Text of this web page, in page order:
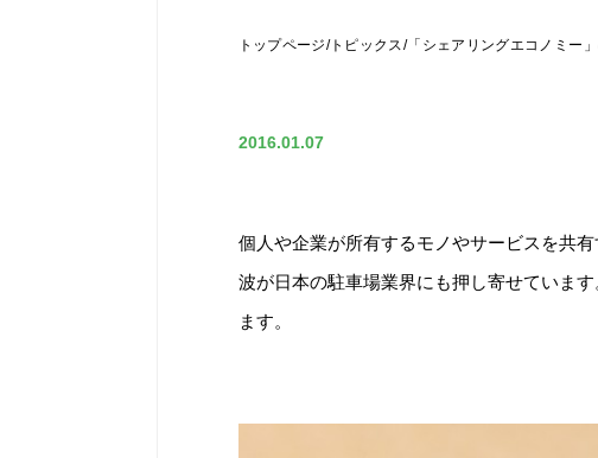
トップページ/トピックス/「シェアリングエコノミー
2016.01.07
個人や企業が所有するモノやサービスを共
波が日本の駐車場業界にも押し寄せていま
ます。